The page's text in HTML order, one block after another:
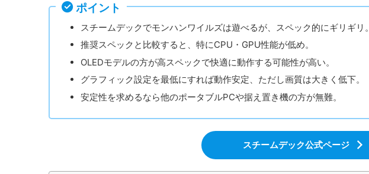
ポイント
スチームデックでモンハンワイルズは遊べるが、スペック的にギリギリ。
推奨スペックと比較すると、特にCPU・GPU性能が低め。
OLEDモデルの方が高スペックで快適に動作する可能性が高い。
グラフィック設定を最低にすれば動作安定、ただし画質は大きく低下。
安定性を求めるなら他のポータブルPCや据え置き機の方が無難。
スチームデック公式ページ